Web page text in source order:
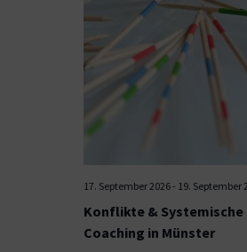
17. September 2026- 19. September
Konflikte & Systemische
Coaching in Münster